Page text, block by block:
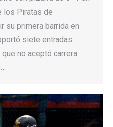
los Piratas de
su primera barrida en
siete entradas
no aceptó carrera